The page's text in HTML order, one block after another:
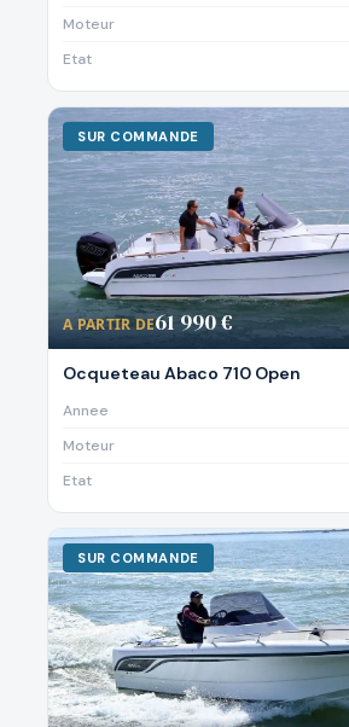
Moteur
Etat
SUR COMMANDE
A PARTIR DE61 990 €
Ocqueteau Abaco 710 Open
Annee
Moteur
Etat
SUR COMMANDE